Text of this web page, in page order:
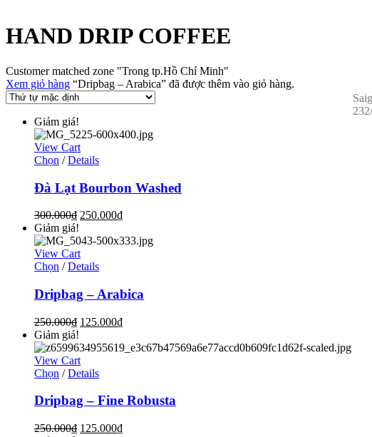
HAND DRIP COFFEE
Customer matched zone "Trong tp.Hồ Chí Minh"
Xem giỏ hàng “Dripbag – Arabica” đã được thêm vào giỏ hàng.
Giảm giá!
View Cart
Chọn / Details
Đà Lạt Bourbon Washed
300.000₫ 250.000₫
Giảm giá!
View Cart
Chọn / Details
Dripbag – Arabica
250.000₫ 125.000₫
Giảm giá!
View Cart
Chọn / Details
Dripbag – Fine Robusta
250.000₫ 125.000₫